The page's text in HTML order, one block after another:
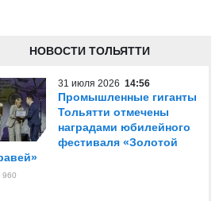
НОВОСТИ ТОЛЬЯТТИ
31 июля 2026 14:56
Промышленные гиганты
Тольятти отмечены
наградами юбилейного
фестиваля «Золотой
960